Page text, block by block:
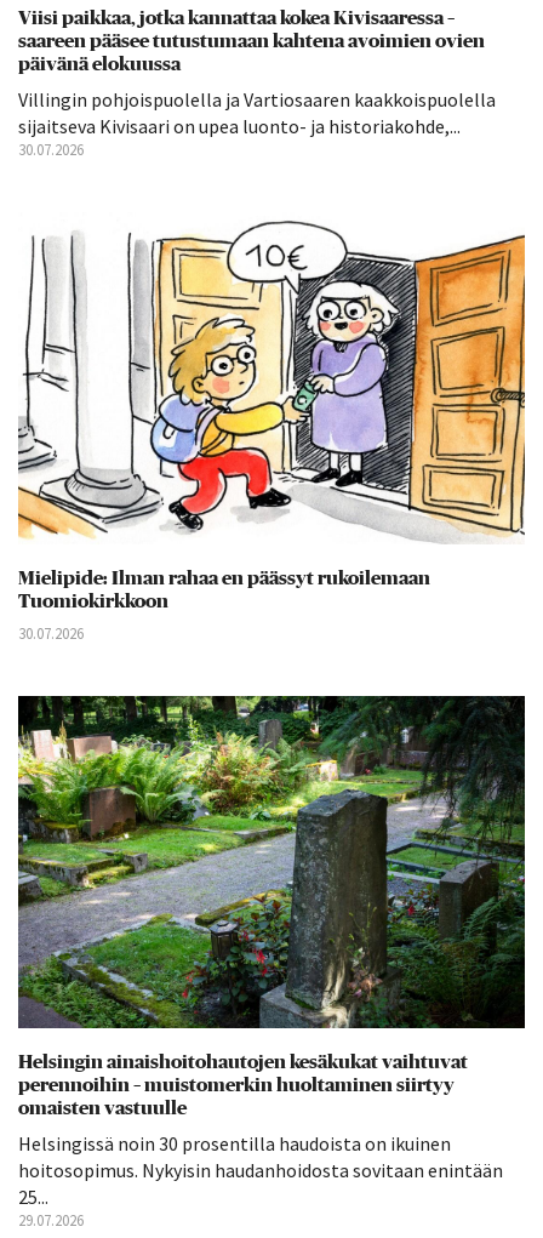
Viisi paikkaa, jotka kannattaa kokea Kivisaaressa –
saareen pääsee tutustumaan kahtena avoimien ovien
päivänä elokuussa
Villingin pohjoispuolella ja Vartiosaaren kaakkoispuolella
sijaitseva Kivisaari on upea luonto- ja historiakohde,...
30.07.2026
Mielipide: Ilman rahaa en päässyt rukoilemaan
Tuomiokirkkoon
30.07.2026
Helsingin ainaishoitohautojen kesäkukat vaihtuvat
perennoihin – muistomerkin huoltaminen siirtyy
omaisten vastuulle
Helsingissä noin 30 prosentilla haudoista on ikuinen
hoitosopimus. Nykyisin haudanhoidosta sovitaan enintään
25...
29.07.2026